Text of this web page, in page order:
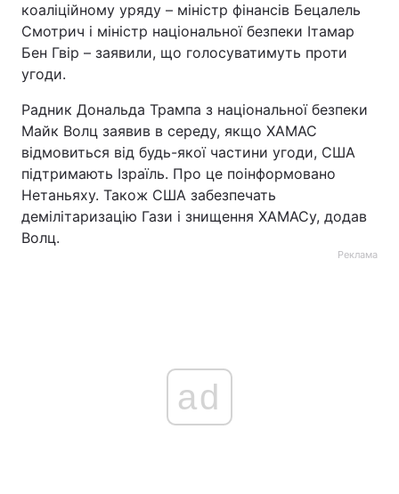
коаліційному уряду – міністр фінансів Бецалель
Смотрич і міністр національної безпеки Ітамар
Бен Гвір – заявили, що голосуватимуть проти
угоди.
Радник Дональда Трампа з національної безпеки
Майк Волц заявив в середу, якщо ХАМАС
відмовиться від будь-якої частини угоди, США
підтримають Ізраїль. Про це поінформовано
Нетаньяху. Також США забезпечать
демілітаризацію Гази і знищення ХАМАСу, додав
Волц.
Реклама
ad